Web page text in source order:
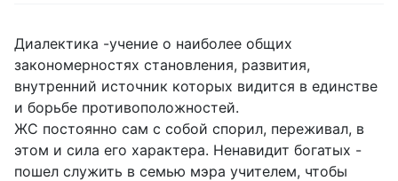
Диалектика -учение о наиболее общих
закономерностях становления, развития,
внутренний источник которых видится в единстве
и борьбе противоположностей.
ЖС постоянно сам с собой спорил, переживал, в
этом и сила его характера. Ненавидит богатых -
пошел служить в семью мэра учителем, чтобы